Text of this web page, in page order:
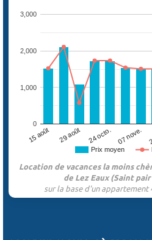
Prix moyen
15 août 29 août 24 octo. 07 nove.
0
1,000
2,000
3,000
Location de vacances la moins
de Lez Eaux (Saint pair
sur la base d'un appartement